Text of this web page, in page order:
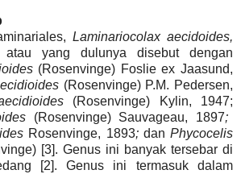
Laminariocolax aecidoides,
atau yang dulunya disebut dengan
(Rosenvinge) Foslie ex Jaasund,
(Rosenvinge) P.M. Pedersen,
(Rosenvinge) Kylin, 1947;
(Rosenvinge) Sauvageau, 1897;
Rosenvinge, 1893; danPhycocelis
[3]. Genus ini banyak tersebar di
[2]. Genus ini termasuk dalam